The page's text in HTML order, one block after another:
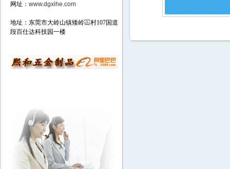
网址： www.dgxihe.com
地址：东莞市大岭山镇矮岭冚村107国道
段百仕达科技园一楼